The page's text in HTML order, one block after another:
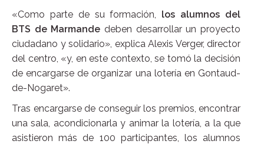
«Como parte de su formación,
los alumnos del
BTS de Marmande deben desarrollar un proyecto
ciudadano y solidario», explica Alexis Verger, director
del centro, «y, en este contexto, se tomó la decisión
de encargarse de organizar una lotería en Gontaud-
de-Nogaret».
Tras encargarse de conseguir los premios, encontrar
una sala, acondicionarla y animar la lotería, a la que
asistieron más de 100 participantes, los alumnos